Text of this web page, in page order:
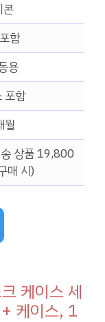
콘
함
용
포함
월
상품 19,800
매 시)
케이스 세
케이스, 1